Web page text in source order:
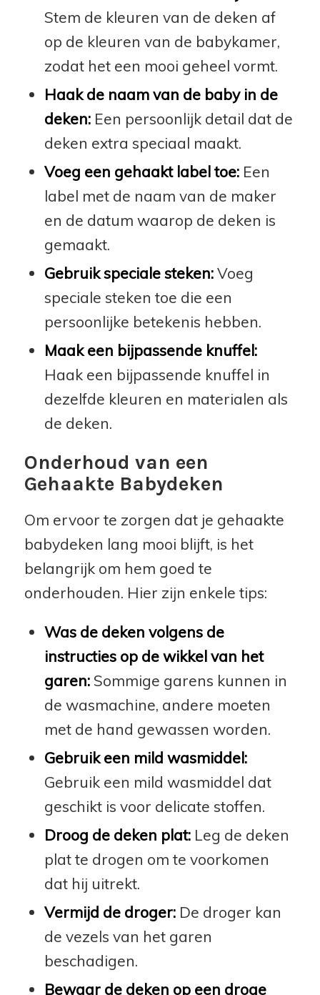
Stem de kleuren van de deken af
op de kleuren van de babykamer,
zodat het een mooi geheel vormt.
Haak de naam van de baby in de
deken:Een persoonlijk detail dat de
deken extra speciaal maakt.
Voeg een gehaakt label toe:Een
label met de naam van de maker
en de datum waarop de deken is
gemaakt.
Gebruik speciale steken:Voeg
speciale steken toe die een
persoonlijke betekenis hebben.
Maak een bijpassende knuffel:
Haak een bijpassende knuffel in
dezelfde kleuren en materialen als
de deken.
Onderhoud van een
Gehaakte Babydeken
Om ervoor te zorgen dat je gehaakte
babydeken lang mooi blijft, is het
belangrijk om hem goed te
onderhouden. Hier zijn enkele tips:
Was de deken volgens de
instructies op de wikkel van het
garen:Sommige garens kunnen in
de wasmachine, andere moeten
met de hand gewassen worden.
Gebruik een mild wasmiddel:
Gebruik een mild wasmiddel dat
geschikt is voor delicate stoffen.
Droog de deken plat:Leg de deken
plat te drogen om te voorkomen
dat hij uitrekt.
Vermijd de droger:De droger kan
de vezels van het garen
beschadigen.
Bewaar de deken op een droge